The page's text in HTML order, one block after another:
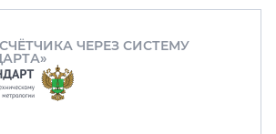
ЧЕРЕЗ СИСТЕМУ